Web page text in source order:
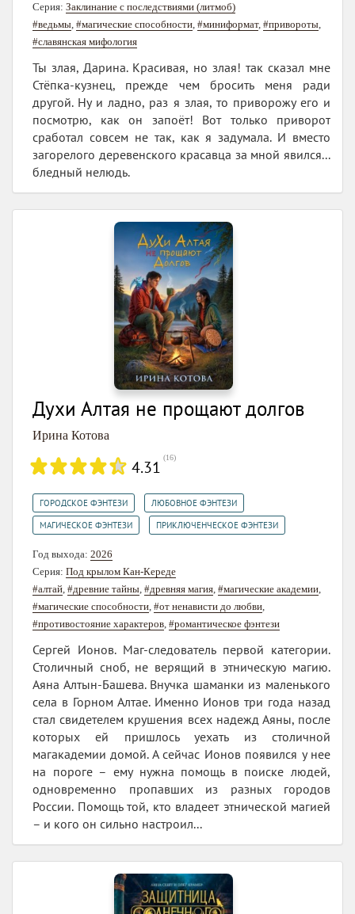
Серия: Заклинание с последствиями (литмоб)
#ведьмы #магические способности #миниформат, #привороты
#славянская мифология
Ты злая, Дарина. Красивая, но злая! так сказал мне
Стёпка-кузнец, прежде чем бросить меня ради
другой. Ну и ладно, раз я злая, то приворожу его и
посмотрю, как он запоёт! Вот только приворот
сработал совсем не так, как я задумала. И вместо
загорелого деревенского красавца за мной явился...
бледный нелюдь.
Духи Алтая не прощают долгов
Ирина Котова
4.31 (16)
ГОРОДСКОЕ ФЭНТЕЗИ ЛЮБОВНОЕ ФЭНТЕЗИ
МАГИЧЕСКОЕ ФЭНТЕЗИ ПРИКЛЮЧЕНЧЕСКОЕ ФЭНТЕЗИ
Год выхода: 2026
Серия: Под крылом Кан-Кереде
#алтай #древние тайны #древняя магия #магические академии
#магические способности #от ненависти до любви
#противостояние характеров #романтическое фэнтези
Сергей Ионов. Маг-следователь первой категории.
Столичный сноб, не верящий в этническую магию.
Аяна Алтын-Башева. Внучка шаманки из маленького
села в Горном Алтае. Именно Ионов три года назад
стал свидетелем крушения всех надежд Аяны, после
которых ей пришлось уехать из столичной
магакадемии домой. А сейчас Ионов появился у нее
на пороге – ему нужна помощь в поиске людей,
одновременно пропавших из разных городов
России. Помощь той, кто владеет этнической магией
– и кого он сильно настроил...